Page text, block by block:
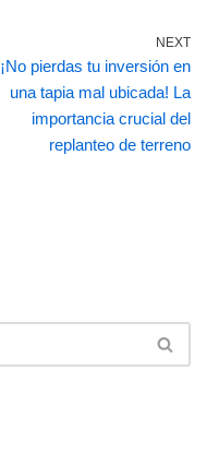
NEXT
¡No pierdas tu inversión en
una tapia mal ubicada! La
importancia crucial del
replanteo de terreno